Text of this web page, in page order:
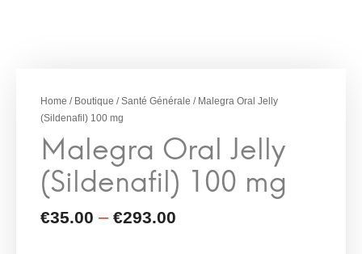
Home / Boutique /Santé Générale / Malegra Oral Jelly
(Sildenafil) 100 mg